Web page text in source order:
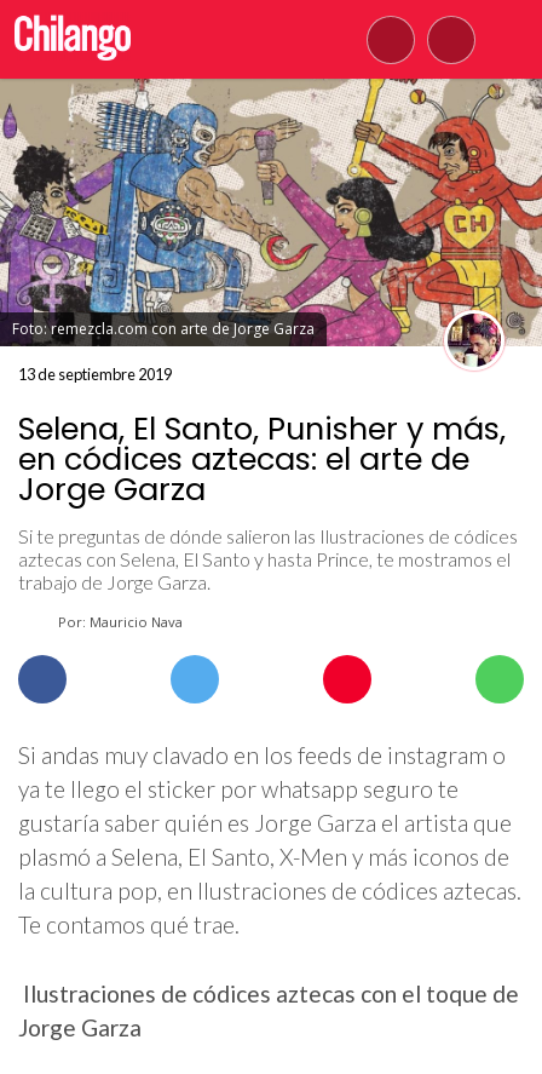
Foto: remezcla.com con arte de Jorge Garza
13 de septiembre 2019
Selena, El Santo, Punisher y más,
en códices aztecas: el arte de
Jorge Garza
Si te preguntas de dónde salieron las Ilustraciones de códices
aztecas con Selena, El Santo y hasta Prince, te mostramos el
trabajo de Jorge Garza.
Por: Mauricio Nava
Si andas muy clavado en los feeds de instagram o
ya te llego el sticker por whatsapp seguro te
gustaría saber quién es Jorge Garza el artista que
plasmó a Selena, El Santo, X-Men y más iconos de
la cultura pop, en Ilustraciones de códices aztecas.
Te contamos qué trae.
Ilustraciones de códices aztecas con el toque de
Jorge Garza